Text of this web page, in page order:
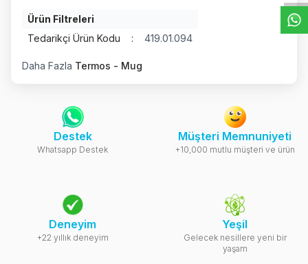
Ürün Filtreleri
Tedarikçi Ürün Kodu
: 419.01.094
Daha Fazla Termos - Mug
Destek
Whatsapp Destek
Müşteri Memnuniyeti
+10,000 mutlu müşteri ve ürün
Deneyim
+22 yıllık deneyim
Yeşil
Gelecek nesillere yeni bir
yaşam